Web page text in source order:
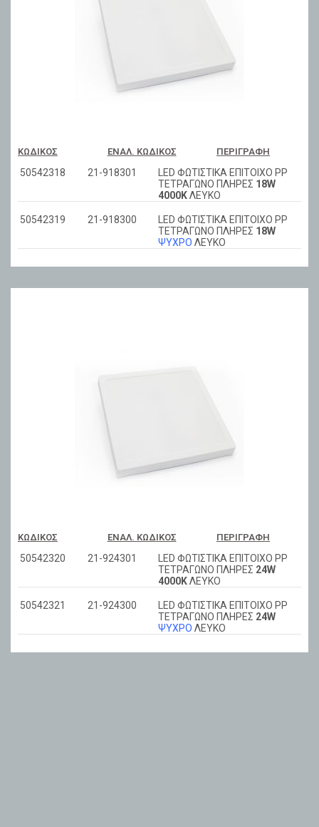
ΚΩΔΙΚΌΣ ΕΝΑΛ. ΚΩΔΙΚΌΣ ΠΕΡΙΓΡΑΦΉ
50542318 21-918301
LED ΦΩΤΙΣΤΙΚΑ ΕΠΙΤΟΙΧΟ PP
ΤΕΤΡΑΓΩΝΟ ΠΛΗΡΕΣ 18W
4000ΚΛΕΥΚΟ
50542319 21-918300
LED ΦΩΤΙΣΤΙΚΑ ΕΠΙΤΟΙΧΟ PP
ΤΕΤΡΑΓΩΝΟ ΠΛΗΡΕΣ 18W
ΨΥΧΡΟ ΛΕΥΚΟ
ΚΩΔΙΚΌΣ ΕΝΑΛ. ΚΩΔΙΚΌΣ ΠΕΡΙΓΡΑΦΉ
50542320 21-924301
LED ΦΩΤΙΣΤΙΚΑ ΕΠΙΤΟΙΧΟ PP
ΤΕΤΡΑΓΩΝΟ ΠΛΗΡΕΣ 24W
4000ΚΛΕΥΚΟ
50542321 21-924300
LED ΦΩΤΙΣΤΙΚΑ ΕΠΙΤΟΙΧΟ PP
ΤΕΤΡΑΓΩΝΟ ΠΛΗΡΕΣ 24W
ΨΥΧΡΟ ΛΕΥΚΟ